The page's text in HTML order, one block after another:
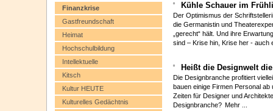
Finanzkrise
Gastfreundschaft
Heimat
Hochschulbildung
Intellektuelle
Kitsch
Kultur HEUTE
Kulturelles Gedächtnis
Kühle Schauer im
Der Optimismus der
die Germanistin und
„gerecht“ hält. Und ihre
sind – Krise hin, Krise her - auch
Heißt die Designwelt
Die Designbranche profitiert
bauen einige Firmen Personal
Zeiten für Designer und
Designbranche? Mehr ...